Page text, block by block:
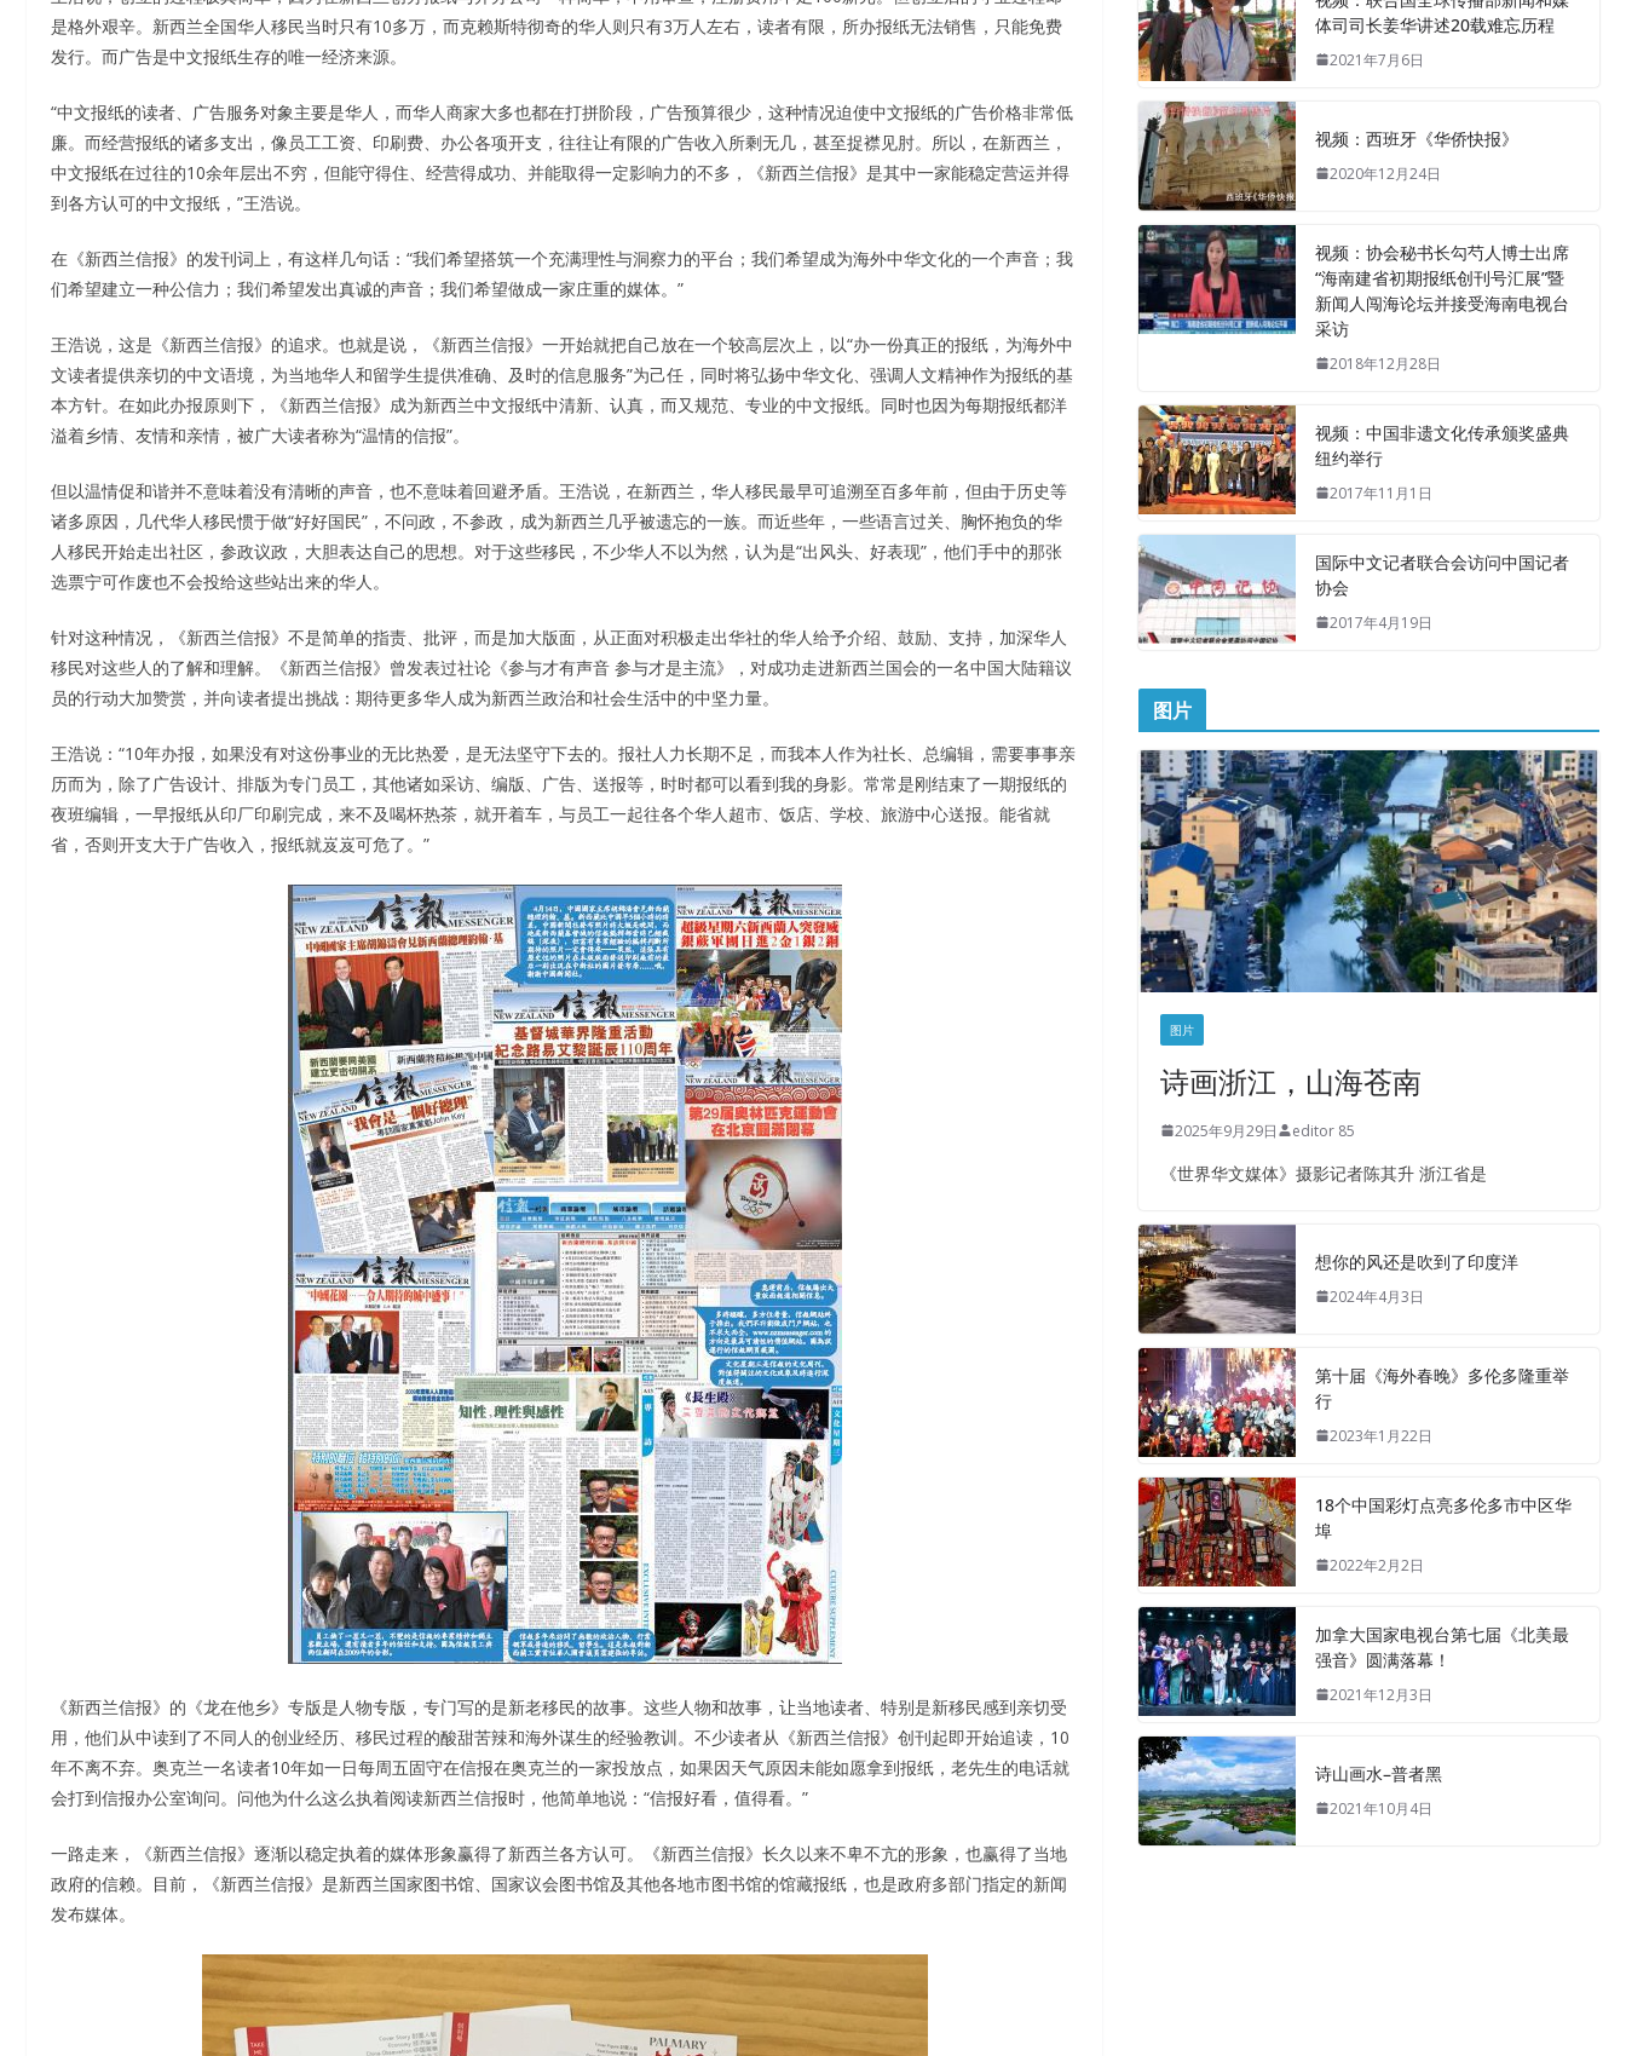
是格外艰辛。新西兰全国华人移民当时只有10多万，而克赖斯特彻奇的华人则只有3万人左右，读者有限，所办报纸无法销售，只能免费
发行。而广告是中文报纸生存的唯一经济来源。
“中文报纸的读者、广告服务对象主要是华人，而华人商家大多也都在打拼阶段，广告预算很少，这种情况迫使中文报纸的广告价格非常低
廉。而经营报纸的诸多支出，像员工工资、印刷费、办公各项开支，往往让有限的广告收入所剩无几，甚至捉襟见肘。所以，在新西兰，
中文报纸在过往的10余年层出不穷，但能守得住、经营得成功、并能取得一定影响力的不多，《新西兰信报》是其中一家能稳定营运并得
到各方认可的中文报纸，”王浩说。
在《新西兰信报》的发刊词上，有这样几句话：“我们希望搭筑一个充满理性与洞察力的平台；我们希望成为海外中华文化的一个声音；我
们希望建立一种公信力；我们希望发出真诚的声音；我们希望做成一家庄重的媒体。”
王浩说，这是《新西兰信报》的追求。也就是说，《新西兰信报》一开始就把自己放在一个较高层次上，以“办一份真正的报纸，为海外中
文读者提供亲切的中文语境，为当地华人和留学生提供准确、及时的信息服务”为己任，同时将弘扬中华文化、强调人文精神作为报纸的基
本方针。在如此办报原则下，《新西兰信报》成为新西兰中文报纸中清新、认真，而又规范、专业的中文报纸。同时也因为每期报纸都洋
溢着乡情、友情和亲情，被广大读者称为“温情的信报”。
但以温情促和谐并不意味着没有清晰的声音，也不意味着回避矛盾。王浩说，在新西兰，华人移民最早可追溯至百多年前，但由于历史等
诸多原因，几代华人移民惯于做“好好国民”，不问政，不参政，成为新西兰几乎被遗忘的一族。而近些年，一些语言过关、胸怀抱负的华
人移民开始走出社区，参政议政，大胆表达自己的思想。对于这些移民，不少华人不以为然，认为是“出风头、好表现”，他们手中的那张
选票宁可作废也不会投给这些站出来的华人。
针对这种情况，《新西兰信报》不是简单的指责、批评，而是加大版面，从正面对积极走出华社的华人给予介绍、鼓励、支持，加深华人
移民对这些人的了解和理解。《新西兰信报》曾发表过社论《参与才有声音 参与才是主流》，对成功走进新西兰国会的一名中国大陆籍议
员的行动大加赞赏，并向读者提出挑战：期待更多华人成为新西兰政治和社会生活中的中坚力量。
王浩说：“10年办报，如果没有对这份事业的无比热爱，是无法坚守下去的。报社人力长期不足，而我本人作为社长、总编辑，需要事事亲
历而为，除了广告设计、排版为专门员工，其他诸如采访、编版、广告、送报等，时时都可以看到我的身影。常常是刚结束了一期报纸的
夜班编辑，一早报纸从印厂印刷完成，来不及喝杯热茶，就开着车，与员工一起往各个华人超市、饭店、学校、旅游中心送报。能省就
省，否则开支大于广告收入，报纸就岌岌可危了。”
《新西兰信报》的《龙在他乡》专版是人物专版，专门写的是新老移民的故事。这些人物和故事，让当地读者、特别是新移民感到亲切受
用，他们从中读到了不同人的创业经历、移民过程的酸甜苦辣和海外谋生的经验教训。不少读者从《新西兰信报》创刊起即开始追读，10
年不离不弃。奥克兰一名读者10年如一日每周五固守在信报在奥克兰的一家投放点，如果因天气原因未能如愿拿到报纸，老先生的电话就
会打到信报办公室询问。问他为什么这么执着阅读新西兰信报时，他简单地说：“信报好看，值得看。”
一路走来，《新西兰信报》逐渐以稳定执着的媒体形象赢得了新西兰各方认可。《新西兰信报》长久以来不卑不亢的形象，也赢得了当地
政府的信赖。目前，《新西兰信报》是新西兰国家图书馆、国家议会图书馆及其他各地市图书馆的馆藏报纸，也是政府多部门指定的新闻
发布媒体。
体司司长姜华讲述20载难忘历程
2021年7月6日
视频：西班牙《华侨快报》
2020年12月24日
视频：协会秘书长勾芍人博士出席
“海南建省初期报纸创刊号汇展”暨
新闻人闯海论坛并接受海南电视台
采访
2018年12月28日
视频：中国非遗文化传承颁奖盛典
纽约举行
2017年11月1日
国际中文记者联合会访问中国记者
协会
2017年4月19日
图片
图片
诗画浙江，山海苍南
2025年9月29日 editor 85
《世界华文媒体》摄影记者陈其升 浙江省是
想你的风还是吹到了印度洋
2024年4月3日
第十届《海外春晚》多伦多隆重举
行
2023年1月22日
18个中国彩灯点亮多伦多市中区华
埠
2022年2月2日
加拿大国家电视台第七届《北美最
强音》圆满落幕！
2021年12月3日
诗山画水–普者黑
2021年10月4日